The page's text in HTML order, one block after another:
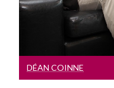
DÉAN COINNE